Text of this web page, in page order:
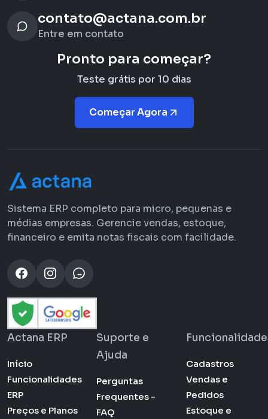
contato@actana.com.br
Entre em contato
Pronto para começar?
Teste grátis por 10 dias
Começar Agora
Sistema ERP completo para micro, pequenas e
médias empresas. Gerencie vendas, estoque,
financeiro e emita notas fiscais com facilidade.
Actana ERP
Início
Funcionalidades
ERP
Preços e Planos
Suporte e
Ajuda
Perguntas
Frequentes -
FAQ
Cadastros
Vendas e
Pedidos
Estoque e